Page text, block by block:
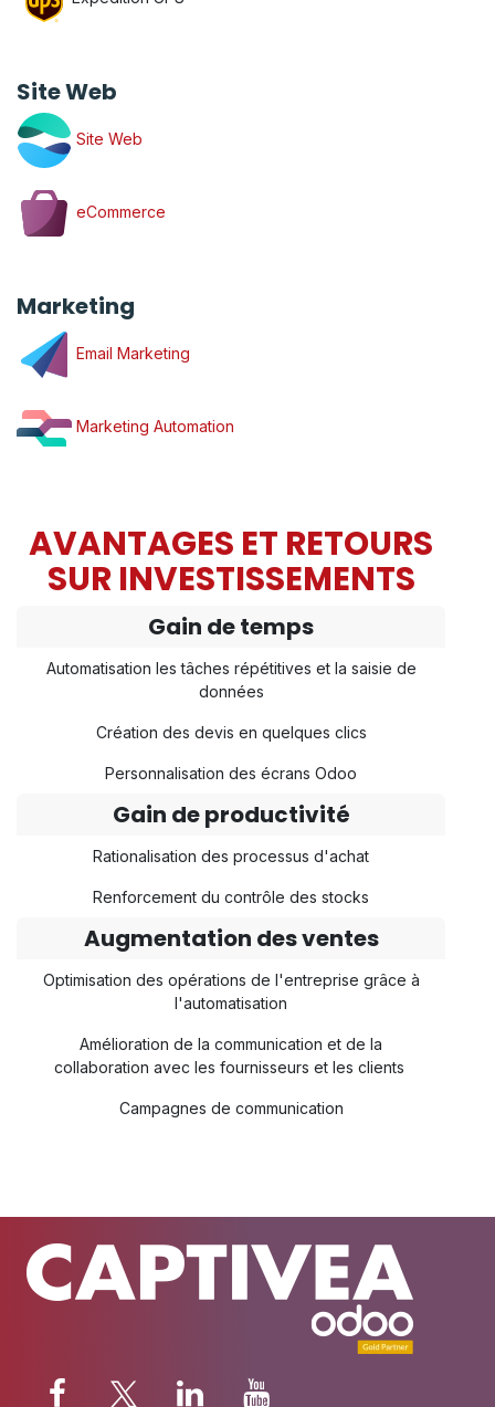
Site Web
Site Web
eCommerce
Marketing
Email Marketing
Marketing Automation
AVANTAGES ET RETOURS
SUR INVESTISSEMENTS
Gain de temps
Automatisation les tâches répétitives et la saisie de
données​
Création des devis en quelques clics
Personnalisation des écrans Odoo
Gain de productivité
Rationalisation des processus d'achat
Renforcement du contrôle des stocks
Augmentation des ventes
Optimisation des opérations de l'entreprise grâce à
l'automatisation
Amélioration de la communication et de la
collaboration avec les fournisseurs et les clients
Campagnes de communication